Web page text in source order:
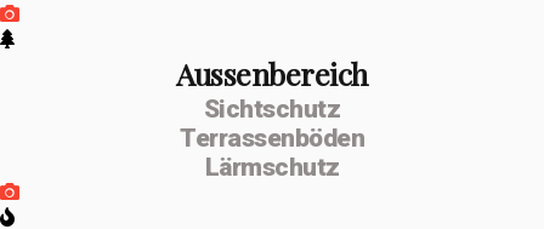
Aussenbereich
Sichtschutz
Terrassenböden
Lärmschutz